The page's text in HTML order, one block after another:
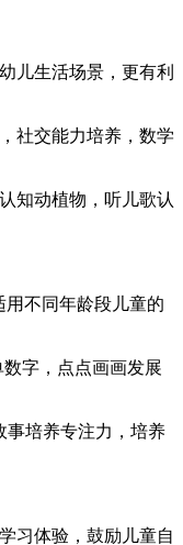
儿生活场景，更有利
社交能力培养，数学
知动植物，听儿歌认
用不同年龄段儿童的
字，点点画画发展
事培养专注力，培养
习体验，鼓励儿童自